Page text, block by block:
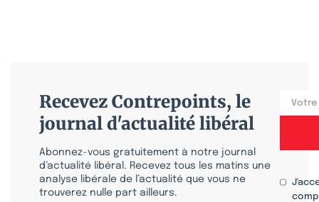
Recevez Contrepoints, le
journal d'actualité libéral
Abonnez-vous gratuitement à notre journal
d’actualité libéral. Recevez tous les matins une
analyse libérale de l’actualité que vous ne
trouverez nulle part ailleurs.